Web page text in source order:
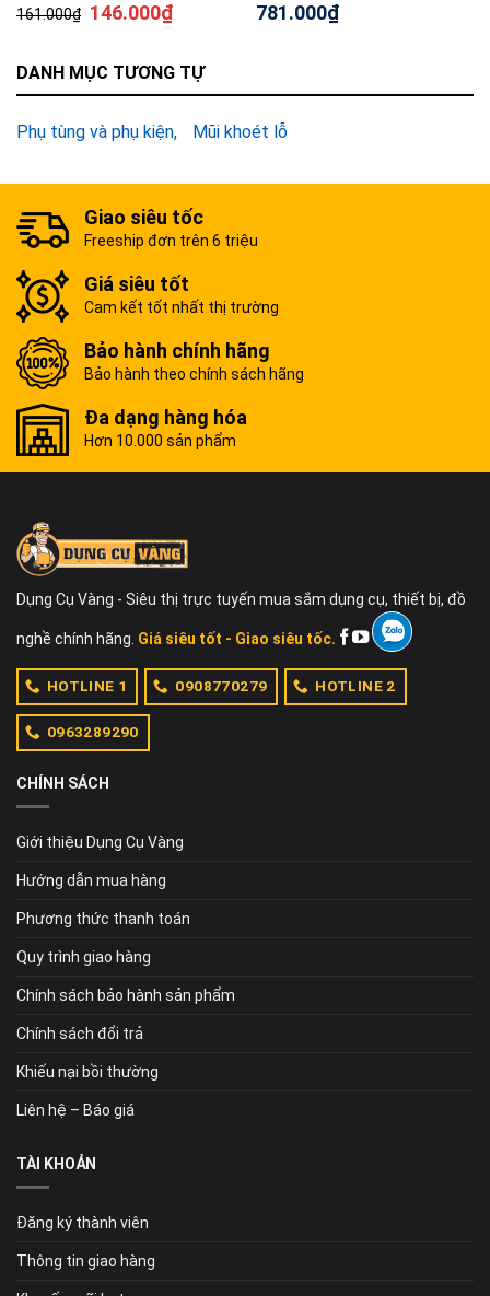
161.000₫ 146.000₫ 781.000₫
DANH MỤC TƯƠNG TỰ
Phụ tùng và phụ kiện Mũi khoét lỗ
Giao siêu tốc
Freeship đơn trên 6 triệu
Giá siêu tốt
Cam kết tốt nhất thị trường
Bảo hành chính hãng
Bảo hành theo chính sách hãng
Đa dạng hàng hóa
Hơn 10.000 sản phẩm
Dụng Cụ Vàng - Siêu thị trực tuyến mua sắm dụng cụ, thiết bị, đồ
nghề chính hãng. Giá siêu tốt - Giao siêu tốc.
HOTLINE 1 0908770279 HOTLINE 2
0963289290
CHÍNH SÁCH
Giới thiệu Dụng Cụ Vàng
Hướng dẫn mua hàng
Phương thức thanh toán
Quy trình giao hàng
Chính sách bảo hành sản phẩm
Chính sách đổi trả
Khiếu nại bồi thường
Liên hệ – Báo giá
TÀI KHOẢN
Đăng ký thành viên
Thông tin giao hàng